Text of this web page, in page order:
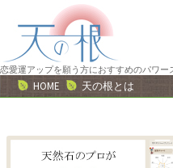
ー
ン
恋愛運アップを願う方におすすめのパワー
HOME 天の根とは
ブレスレット
ネックレス